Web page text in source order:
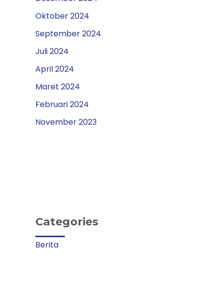
Oktober 2024
September 2024
Juli 2024
April 2024
Maret 2024
Februari 2024
November 2023
Categories
Berita